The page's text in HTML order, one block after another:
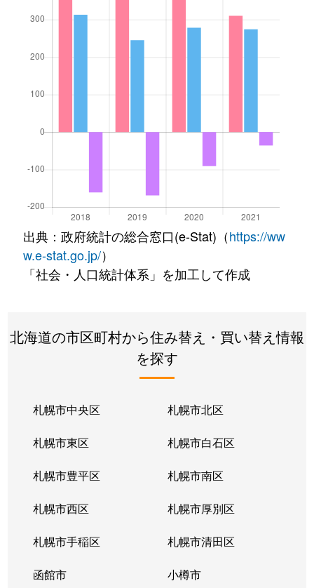
出典：政府統計の総合窓口(e-Stat)（https://ww
w.e-stat.go.jp/）
「社会・人口統計体系」を加工して作成
北海道の市区町村から住み替え・買い替え情報
を探す
札幌市中央区 札幌市北区
札幌市東区 札幌市白石区
札幌市豊平区 札幌市南区
札幌市西区 札幌市厚別区
札幌市手稲区 札幌市清田区
函館市 小樽市